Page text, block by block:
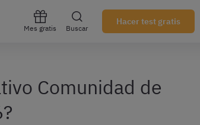
Mes gratis Buscar
Hacer test gratis
Comunidad de